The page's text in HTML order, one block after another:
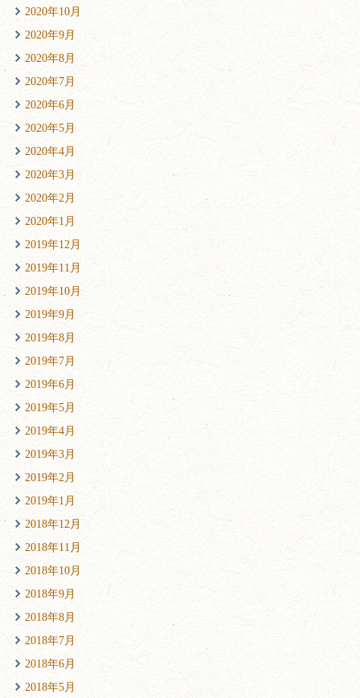
2020年10月
2020年9月
2020年8月
2020年7月
2020年6月
2020年5月
2020年4月
2020年3月
2020年2月
2020年1月
2019年12月
2019年11月
2019年10月
2019年9月
2019年8月
2019年7月
2019年6月
2019年5月
2019年4月
2019年3月
2019年2月
2019年1月
2018年12月
2018年11月
2018年10月
2018年9月
2018年8月
2018年7月
2018年6月
2018年5月